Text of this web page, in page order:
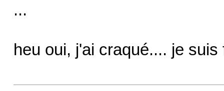
...
heu oui, j'ai craqué.... je suis